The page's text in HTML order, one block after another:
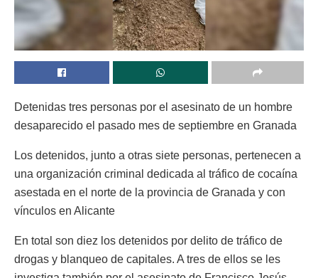
Detenidas tres personas por el asesinato de un hombre
desaparecido el pasado mes de septiembre en Granada
Los detenidos, junto a otras siete personas, pertenecen a
una organización criminal dedicada al tráfico de cocaína
asestada en el norte de la provincia de Granada y con
vínculos en Alicante
En total son diez los detenidos por delito de tráfico de
drogas y blanqueo de capitales. A tres de ellos se les